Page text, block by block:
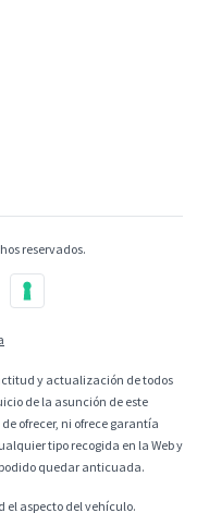
reservados.
y actualización de todos
de la asunción de este
ofrecer, ni ofrece garantía
tipo recogida en la Web y
quedar anticuada.
el aspecto del vehículo.